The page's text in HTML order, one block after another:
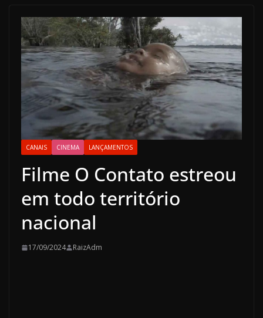
CANAIS CINEMA LANÇAMENTOS
Filme O Contato estreou
em todo território
nacional
17/09/2024 RaizAdm